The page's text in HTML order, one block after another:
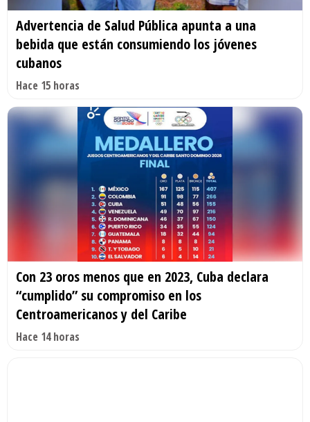
Advertencia de Salud Pública apunta a una
bebida que están consumiendo los jóvenes
cubanos
Hace 15 horas
Con 23 oros menos que en 2023, Cuba declara
“cumplido” su compromiso en los
Centroamericanos y del Caribe
Hace 14 horas